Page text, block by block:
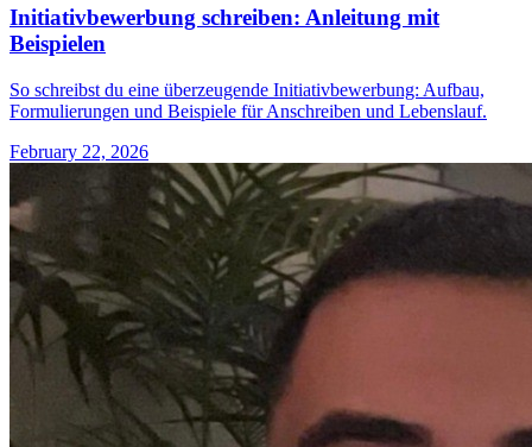
Initiativbewerbung schreiben: Anleitung mit
Beispielen
So schreibst du eine überzeugende Initiativbewerbung: Aufbau,
Formulierungen und Beispiele für Anschreiben und Lebenslauf.
February 22, 2026